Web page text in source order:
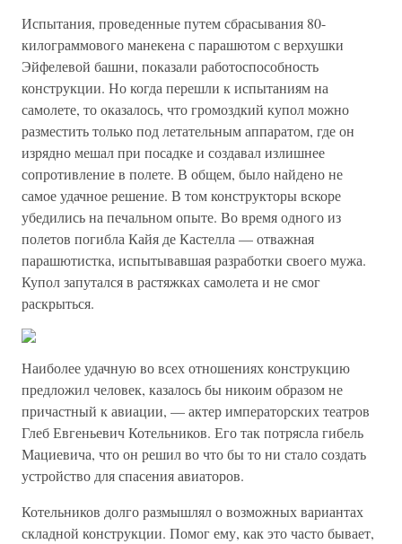
Испытания, проведенные путем сбрасывания 80-
килограммового манекена с парашютом с верхушки
Эйфелевой башни, показали работоспособность
конструкции. Но когда перешли к испытаниям на
самолете, то оказалось, что громоздкий купол можно
разместить только под летательным аппаратом, где он
изрядно мешал при посадке и создавал излишнее
сопротивление в полете. В общем, было найдено не
самое удачное решение. В том конструкторы вскоре
убедились на печальном опыте. Во время одного из
полетов погибла Кайя де Кастелла — отважная
парашютистка, испытывавшая разработки своего мужа.
Купол запутался в растяжках самолета и не смог
раскрыться.
Наиболее удачную во всех отношениях конструкцию
предложил человек, казалось бы никоим образом не
причастный к авиации, — актер императорских театров
Глеб Евгеньевич Котельников. Его так потрясла гибель
Мациевича, что он решил во что бы то ни стало создать
устройство для спасения авиаторов.
Котельников долго размышлял о возможных вариантах
складной конструкции. Помог ему, как это часто бывает,